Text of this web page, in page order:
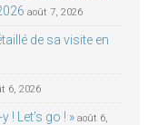
août 7, 2026
de sa visite en
6, 2026
! Let’s go ! » août 6,